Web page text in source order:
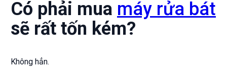
Có phải mua máy rửa bát
sẽ rất tốn kém?
Không hẳn.